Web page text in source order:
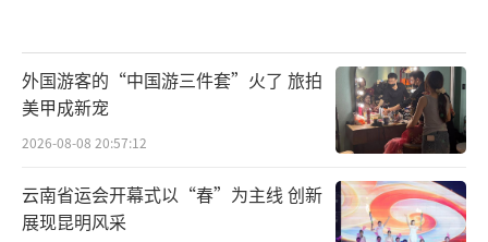
外国游客的“中国游三件套”火了 旅拍
美甲成新宠
2026-08-08 20:57:12
云南省运会开幕式以“春”为主线 创新
展现昆明风采